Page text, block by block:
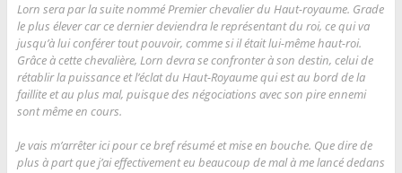
Lorn sera par la suite nommé Premier chevalier du Haut-royaume. Grade
le plus élever car ce dernier deviendra le représentant du roi, ce qui va
jusqu’à lui conférer tout pouvoir, comme si il était lui-même haut-roi.
Grâce à cette chevalière, Lorn devra se confronter à son destin, celui de
rétablir la puissance et l’éclat du Haut-Royaume qui est au bord de la
faillite et au plus mal, puisque des négociations avec son pire ennemi
sont même en cours.
Je vais m’arrêter ici pour ce bref résumé et mise en bouche. Que dire de
plus à part que j’ai effectivement eu beaucoup de mal à me lancé dedans